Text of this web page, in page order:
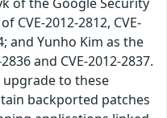
CVE-2012-2812, CVE-
and Yunho Kim as the
and CVE-2012-2837.
to these
backported patches